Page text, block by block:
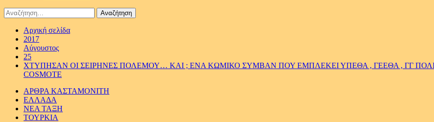
Αναζήτηση
για:
Αρχική σελίδα
2017
Αύγουστος
25
ΧΤΥΠΗΣΑΝ ΟΙ ΣΕΙΡΗΝΕΣ ΠΟΛΕΜΟΥ… ΚΑΙ ; ΕΝΑ ΚΩΜΙΚΟ ΣΥΜΒΑΝ ΠΟΥ ΕΜΠΛΕΚΕΙ ΥΠΕΘΑ , ΓΕΕΘΑ , ΓΓ
COSMOTE
ΑΡΘΡΑ ΚΑΣΤΑΜΟΝΙΤΗ
ΕΛΛΑΔΑ
ΝΕΑ ΤΑΞΗ
ΤΟΥΡΚΙΑ